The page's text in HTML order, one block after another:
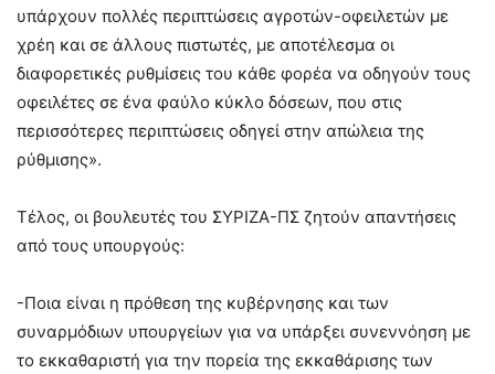
υπάρχουν πολλές περιπτώσεις αγροτών-οφειλετών με
χρέη και σε άλλους πιστωτές, με αποτέλεσμα οι
διαφορετικές ρυθμίσεις του κάθε φορέα να οδηγούν τους
οφειλέτες σε ένα φαύλο κύκλο δόσεων, που στις
περισσότερες περιπτώσεις οδηγεί στην απώλεια της
ρύθμισης».
Τέλος, οι βουλευτές του ΣΥΡΙΖΑ-ΠΣ ζητούν απαντήσεις
από τους υπουργούς:
-Ποια είναι η πρόθεση της κυβέρνησης και των
συναρμόδιων υπουργείων για να υπάρξει συνεννόηση με
το εκκαθαριστή για την πορεία της εκκαθάρισης των